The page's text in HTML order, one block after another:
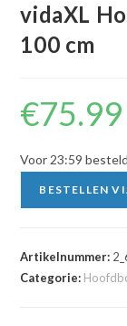
vidaXL
100 cm
€75.99
Voor 23:59
BESTELLEN
Artikelnummer:
Categorie: